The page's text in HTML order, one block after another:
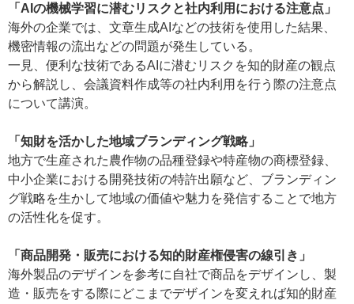
「AIの機械学習に潜むリスクと社内利用における注意点」
海外の企業では、文章生成AIなどの技術を使用した結果、
機密情報の流出などの問題が発生している。
一見、便利な技術であるAIに潜むリスクを知的財産の観点
から解説し、会議資料作成等の社内利用を行う際の注意点
について講演。
「知財を活かした地域ブランディング戦略」
地方で生産された農作物の品種登録や特産物の商標登録、
中小企業における開発技術の特許出願など、ブランディン
グ戦略を生かして地域の価値や魅力を発信することで地方
の活性化を促す。
「商品開発・販売における知的財産権侵害の線引き」
海外製品のデザインを参考に自社で商品をデザインし、製
造・販売をする際にどこまでデザインを変えれば知的財産